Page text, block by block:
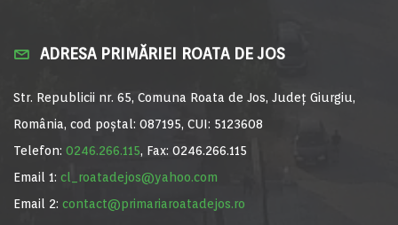
ADRESA PRIMĂRIEI ROATA DE JOS
Str. Republicii nr. 65, Comuna Roata de Jos, Județ Giurgiu,
România, cod poștal: 087195, CUI: 5123608
Telefon: 0246.266.115, Fax: 0246.266.115
Email 1: cl_roatadejos@yahoo.com
Email 2: contact@primariaroatadejos.ro